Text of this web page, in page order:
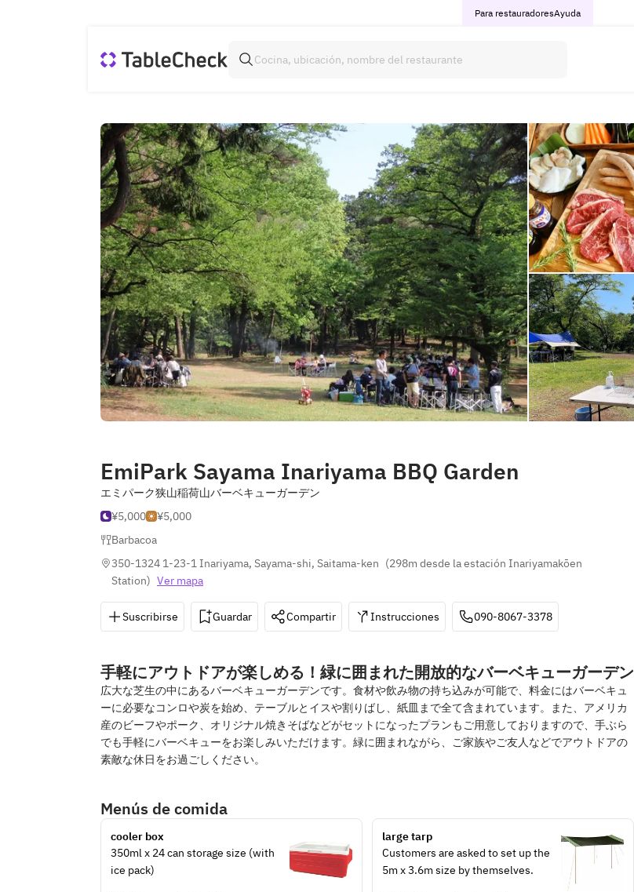
Para restauradoresAyuda
EmiPark Sayama Inariyama BBQ Garden
エミパーク狭山稲荷山バーベキューガーデン
¥5,000
¥5,000
Barbacoa
350-1324 1-23-1 Inariyama, Sayama-shi, Saitama-ken (298m desde la estación Inariyamakōen
Station) Ver mapa
Suscribirse Guardar Compartir Instrucciones 090-8067-3378
手軽にアウトドアが楽しめる！緑に囲まれた開放的なバーベキューガーデン
広大な芝生の中にあるバーベキューガーデンです。食材や飲み物の持ち込みが可能で、料金にはバーベキュ
ーに必要なコンロや炭を始め、テーブルとイスや割りばし、紙皿まで全て含まれています。また、アメリカ
産のビーフやポーク、オリジナル焼きそばなどがセットになったプランもご用意しておりますので、手ぶら
でも手軽にバーベキューをお楽しみいただけます。緑に囲まれながら、ご家族やご友人などでアウトドアの
素敵な休日をお過ごしください。
Menús de comida
cooler box
350ml x 24 can storage size (with
ice pack)
large tarp
Customers are asked to set up the
5m x 3.6m size by themselves.